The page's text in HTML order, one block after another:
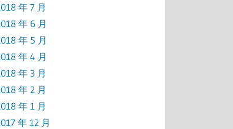
年 7 月
年 6 月
年 5 月
年 4 月
年 3 月
年 2 月
年 1 月
年 12 月